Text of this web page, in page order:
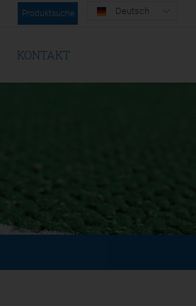
Produktsuche Deutsch
KONTAKT